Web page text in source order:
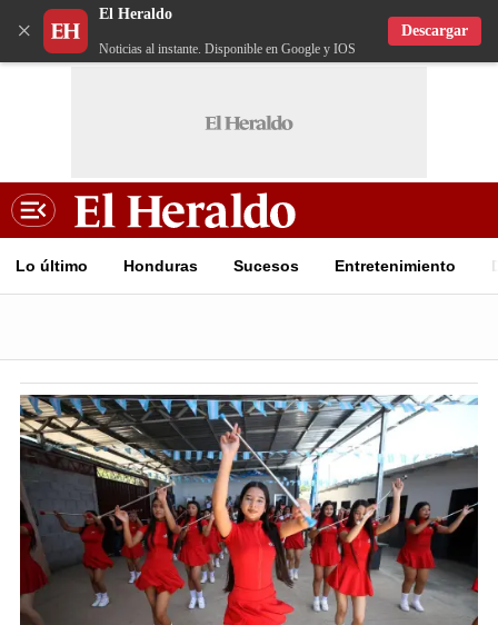
×
El Heraldo
Noticias al instante. Disponible en Google y IOS
Descargar
Lo último Honduras Sucesos Entretenimiento